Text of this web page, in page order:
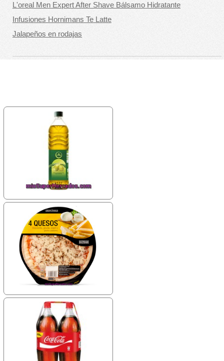
L'oreal Men Expert After Shave Bálsamo Hidratante
Infusiones Hornimans Te Latte
Jalapeños en rodajas